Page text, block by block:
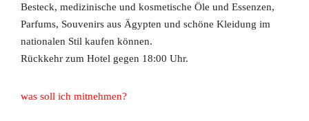
Besteck, medizinische und kosmetische Öle und Essenzen,
Parfums, Souvenirs aus Ägypten und schöne Kleidung im
nationalen Stil kaufen können.
Rückkehr zum Hotel gegen 18:00 Uhr.
was soll ich mitnehmen?